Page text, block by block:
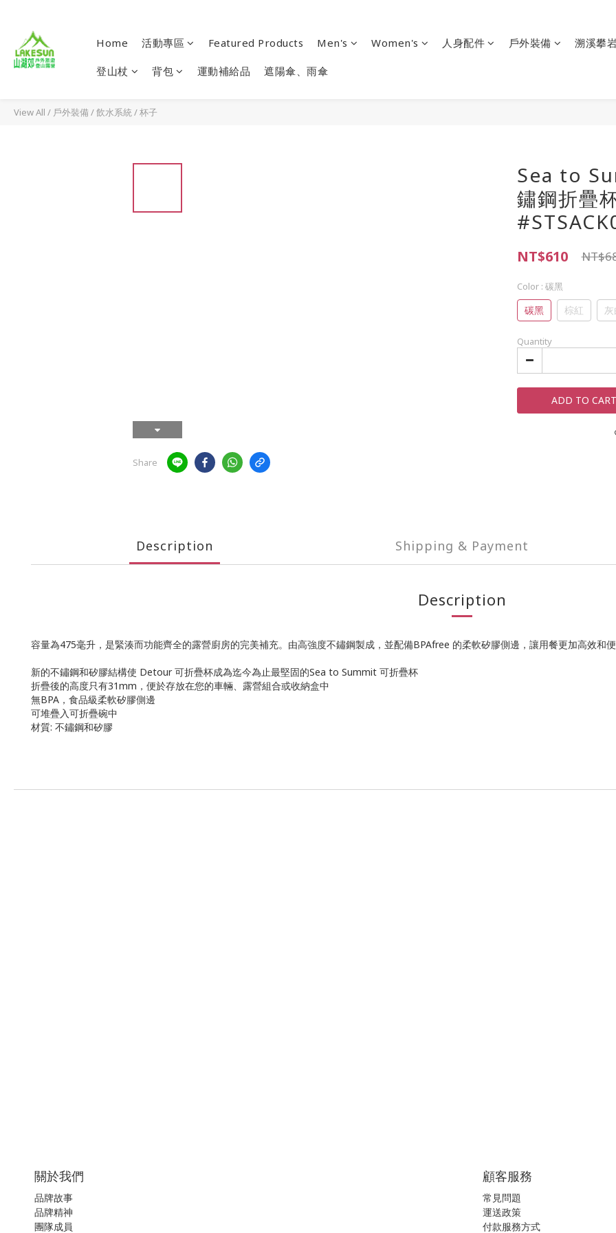
Home 活動專區 Featured Products Men's Women's 人身配件 戶外裝備 溯溪攀
登山杖 背包 運動補給品 遮陽傘、雨傘
View All / 戶外裝備/飲水系統/杯子
Share
Sea to
鏽鋼折疊
NT$610
Color : 碳黑
碳黑 棕紅
Quantity
ADD TO CART
Description Shipping & Payment
Description
容量為475毫升，是緊湊而功能齊全的露營廚房的完美補充。由高強度不鏽鋼製成，並配備BPAfree 的柔軟矽膠側邊，讓用餐更加高效和
新的不鏽鋼和矽膠結構使 Detour 可折疊杯成為迄今為止最堅固的Sea to Summit 可折疊杯
折疊後的高度只有31mm，便於存放在您的車輛、露營組合或收納盒中
無BPA，食品級柔軟矽膠側邊
可堆疊入可折疊碗中
材質: 不鏽鋼和矽膠
關於我們
品牌故事
品牌精神
團隊成員
顧客服務
常見問題
運送政策
付款服務方式